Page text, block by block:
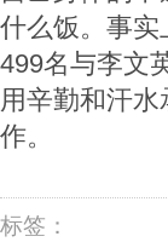
什么饭。事
499名与李文
用辛勤和汗
作。
标签：